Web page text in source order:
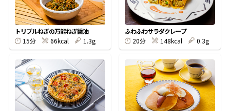
めんつゆレシピ
割烹白だしレシピ
レシピ特設サイト
トリプルねぎの万能ねぎ醤油
15分
66kcal 1.3g
ふわふわサラダクレープ
20分
148kcal 0.3g